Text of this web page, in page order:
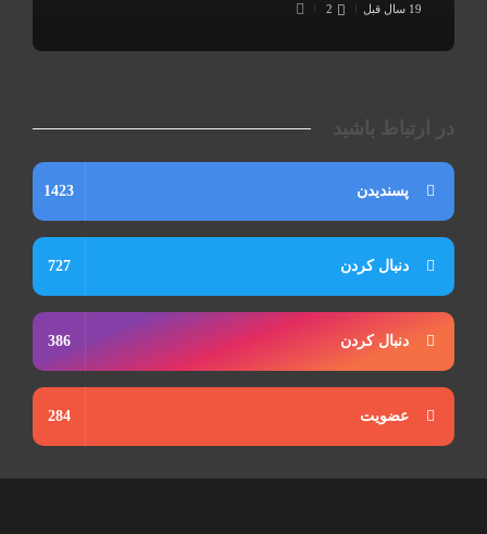
19 سال قبل 2
پسندیدن 1423
دنبال کردن 727
دنبال کردن 386
عضویت 284